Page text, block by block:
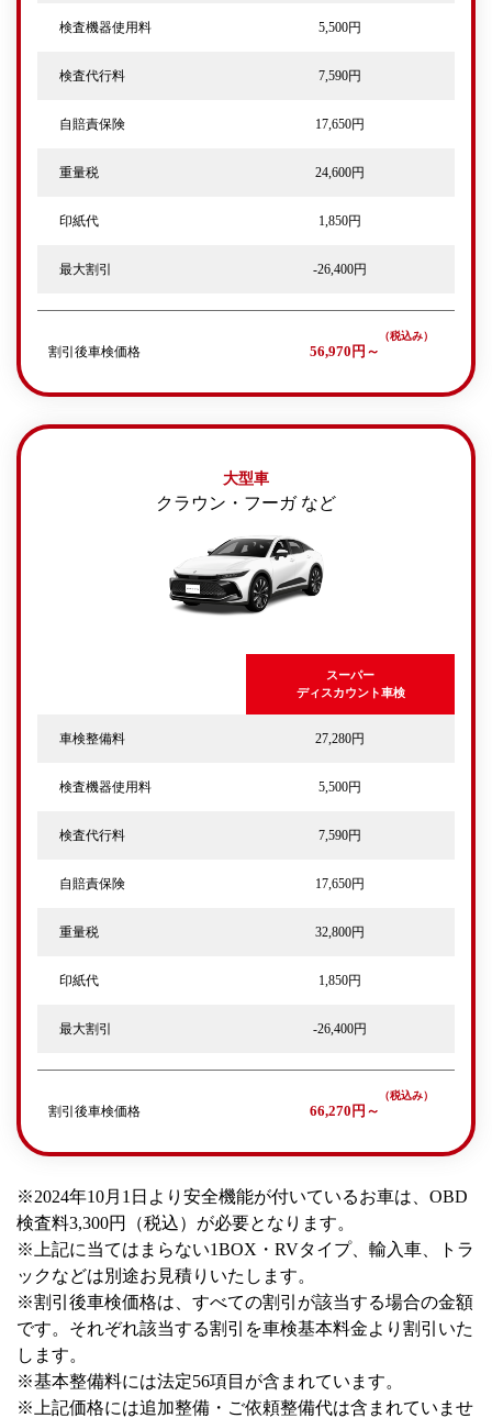
検査機器使用料 5,500円
検査代行料 7,590円
自賠責保険 17,650円
重量税 24,600円
印紙代 1,850円
最大割引 -26,400円
割引後車検価格 56,970円～
大型車
クラウン・フーガ など
スーパー
ディスカウント車検
車検整備料 27,280円
検査機器使用料 5,500円
検査代行料 7,590円
自賠責保険 17,650円
重量税 32,800円
印紙代 1,850円
最大割引 -26,400円
割引後車検価格 66,270円～
※2024年10月1日より安全機能が付いているお車は、OBD
検査料3,300円（税込）が必要となります。
※上記に当てはまらない1BOX・RVタイプ、輸入車、トラ
ックなどは別途お見積りいたします。
※割引後車検価格は、すべての割引が該当する場合の金額
です。それぞれ該当する割引を車検基本料金より割引いた
します。
※基本整備料には法定56項目が含まれています。
※上記価格には追加整備・ご依頼整備代は含まれていませ